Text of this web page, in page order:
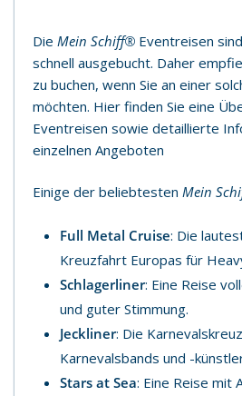
Die Mein Schiff® Eventreisen
schnell ausgebucht. Daher
zu buchen, wenn Sie an einer
möchten. Hier finden Sie eine
Eventreisen sowie detaillierte
einzelnen Angeboten
Einige der beliebtesten Mein
Full Metal Cruise: Die
Kreuzfahrt Europas für
Schlagerliner: Eine Reise
und guter Stimmung.
Jeckliner: Die
Karnevalsbands und -
Stars at Sea: Eine Reise mit